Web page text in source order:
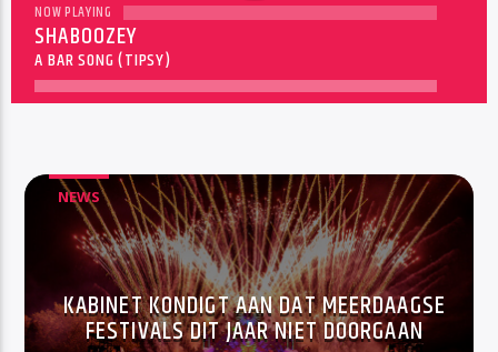
NOW PLAYING
SHABOOZEY
A BAR SONG (TIPSY)
NEWS
KABINET KONDIGT AAN DAT MEERDAAGSE
FESTIVALS DIT JAAR NIET DOORGAAN